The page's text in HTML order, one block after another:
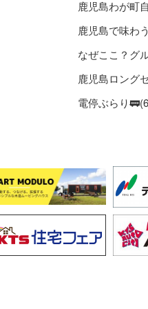
鹿児島わが町
鹿児島で味わ
なぜここ？グ
鹿児島ロング
電停ぶらり